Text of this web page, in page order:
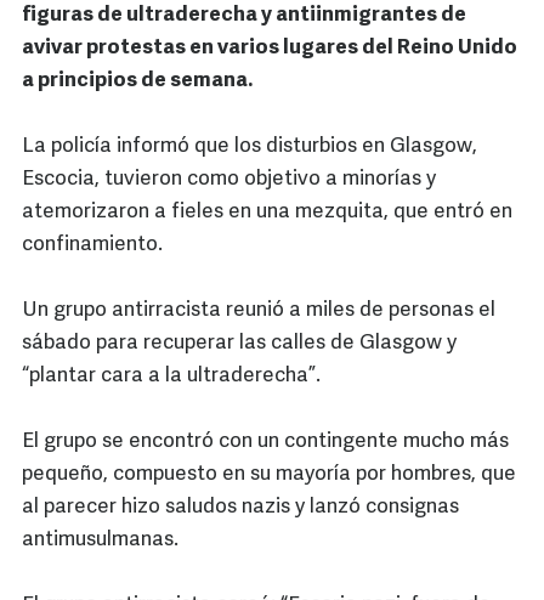
figuras de ultraderecha y antiinmigrantes de
avivar protestas en varios lugares del Reino Unido
a principios de semana.
La policía informó que los disturbios en Glasgow,
Escocia, tuvieron como objetivo a minorías y
atemorizaron a fieles en una mezquita, que entró en
confinamiento.
Un grupo antirracista reunió a miles de personas el
sábado para recuperar las calles de Glasgow y
“plantar cara a la ultraderecha”.
El grupo se encontró con un contingente mucho más
pequeño, compuesto en su mayoría por hombres, que
al parecer hizo saludos nazis y lanzó consignas
antimusulmanas.